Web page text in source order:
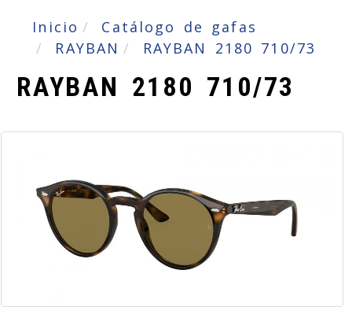
Inicio
Catálogo de gafas
RAYBAN
RAYBAN 2180 710/73
RAYBAN 2180 710/73